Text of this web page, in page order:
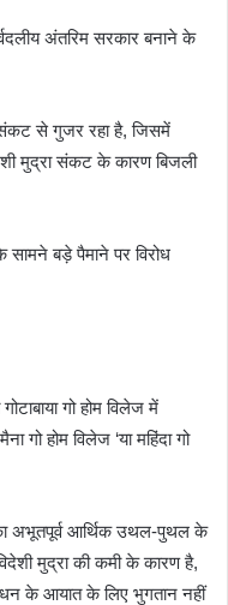
अंतरिम सरकार बनाने के
से गुजर रहा है, जिसमें
मुद्रा संकट के कारण बिजली
बड़े पैमाने पर विरोध
गो होम विलेज में
गो होम विलेज ‘या महिंदा गो
अभूतपूर्व आर्थिक उथल-पुथल के
मुद्रा की कमी के कारण है,
के आयात के लिए भुगतान नहीं